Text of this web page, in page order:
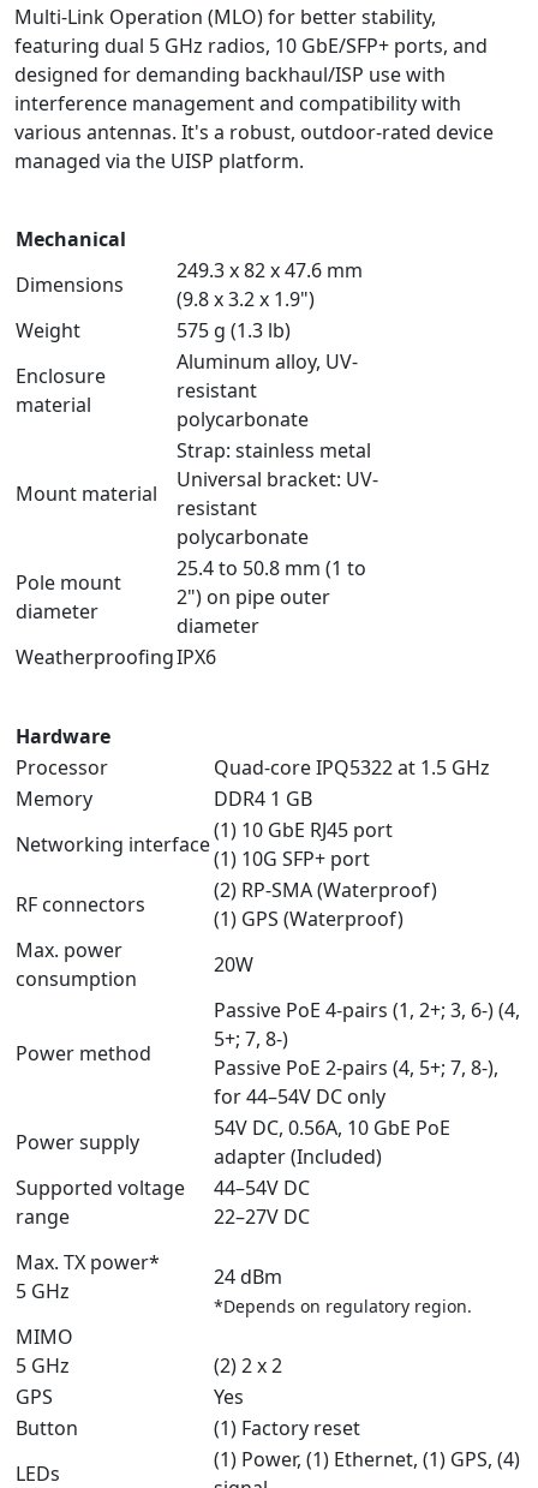
Multi-Link Operation (MLO) for better stability,
featuring dual 5 GHz radios, 10 GbE/SFP+ ports, and
designed for demanding backhaul/ISP use with
interference management and compatibility with
various antennas. It's a robust, outdoor-rated device
managed via the UISP platform.
Mechanical
Dimensions
249.3 x 82 x 47.6 mm
(9.8 x 3.2 x 1.9")
Weight
575 g (1.3 lb)
Enclosure
material
Aluminum alloy, UV-
resistant
polycarbonate
Mount material
Strap: stainless metal
Universal bracket: UV-
resistant
polycarbonate
Pole mount
diameter
25.4 to 50.8 mm (1 to
2") on pipe outer
diameter
WeatherproofingIPX6
Hardware
Processor
Quad-core IPQ5322 at 1.5 GHz
Memory
DDR4 1 GB
Networking interface
(1) 10 GbE RJ45 port
(1) 10G SFP+ port
RF connectors
(2) RP-SMA (Waterproof)
(1) GPS (Waterproof)
Max. power
consumption
20W
Power method
Passive PoE 4-pairs (1, 2+; 3, 6-) (4,
5+; 7, 8-)
Passive PoE 2-pairs (4, 5+; 7, 8-),
for 44–54V DC only
Power supply
54V DC, 0.56A, 10 GbE PoE
adapter (Included)
Supported voltage
range
44–54V DC
22–27V DC
Max. TX power*
5 GHz
24 dBm
*Depends on regulatory region.
MIMO
5 GHz
(2) 2 x 2
GPS
Yes
Button
(1) Factory reset
LEDs
(1) Power, (1) Ethernet, (1) GPS, (4)